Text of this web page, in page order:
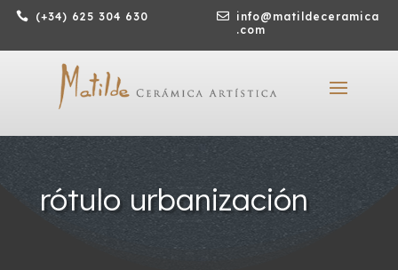
 (+34) 625 304 630 
info@matildeceramica
.com
rótulo urbanización